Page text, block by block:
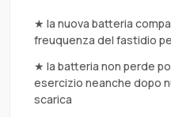
★ la nuova batteria
freuquenza del fastidio
★ la batteria non perde
esercizio neanche dopo
scarica